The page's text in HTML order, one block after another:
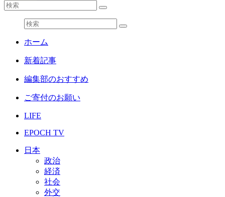
ホーム
新着記事
編集部のおすすめ
ご寄付のお願い
LIFE
EPOCH TV
日本
政治
経済
社会
外交